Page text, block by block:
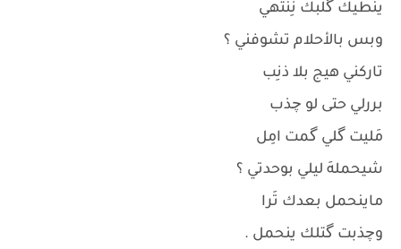
ينطيك گلبك نِنتهي
وبس بالأحلام تشوفني ؟
تاركني هيج بلا ذنِب
بررلي حتى لو چذب
مَليت گلي گمت امِل
شيحملهَ ليلي بوحدتي ؟
ماينحمل بعدك تَرا
وچذبت گتلك ينحمل .